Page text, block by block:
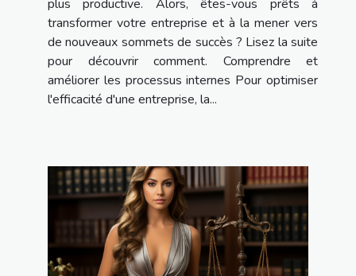
plus productive. Alors, êtes-vous prêts à
transformer votre entreprise et à la mener vers
de nouveaux sommets de succès ? Lisez la suite
pour découvrir comment. Comprendre et
améliorer les processus internes Pour optimiser
l'efficacité d'une entreprise, la...